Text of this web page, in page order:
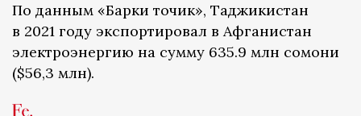
По данным «Барки точик», Таджикистан
в 2021 году экспортировал в Афганистан
электроэнергию на сумму 635.9 млн сомони
($56,3 млн).